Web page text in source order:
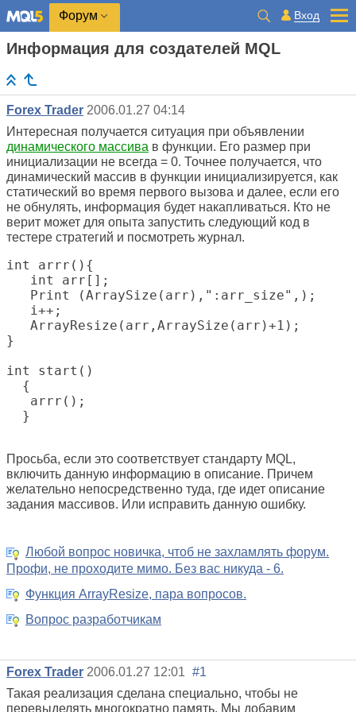
Форум Вход
Информация для создателей MQL
Forex Trader 2006.01.27 04:14
Интересная получается ситуация при объявлении
динамического массива в функции. Его размер при
инициализации не всегда = 0. Точнее получается, что
динамический массив в функции инициализируется, как
статический во время первого вызова и далее, если его
не обнулять, информация будет накапливаться. Кто не
верит может для опыта запустить следующий код в
тестере стратегий и посмотреть журнал.
int arrr(){
   int arr[];
   Print (ArraySize(arr),":arr_size",);
   i++;
   ArrayResize(arr,ArraySize(arr)+1);
}
int start()
  {
   arrr();
Просьба, если это соответствует стандарту MQL,
включить данную информацию в описание. Причем
желательно непосредственно туда, где идет описание
задания массивов. Или исправить данную ошибку.
Любой вопрос новичка, чтоб не захламлять форум.
Профи, не проходите мимо. Без вас никуда - 6.
Функция ArrayResize, пара вопросов.
Вопрос разработчикам
Forex Trader 2006.01.27 12:01 #1
Такая реализация сделана специально, чтобы не
перевыделять многократно память. Мы добавим